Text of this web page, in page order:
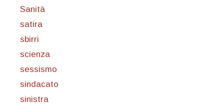
Sanità
satira
sbirri
scienza
sessismo
sindacato
sinistra